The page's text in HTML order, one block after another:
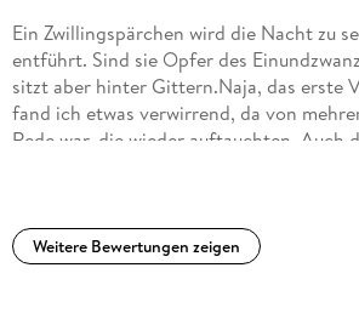
Ein Zwillingspärchen wird die Nacht zu
entführt. Sind sie Opfer des
sitzt aber hinter Gittern.Naja, das erste
fand ich etwas verwirrend, da von
Rede war, die wieder auftauchten. Auch
Polizist selber Zweifel an der Schuld einer
(wenige Seiten weiter), denkt er, dass es
Weitere Bewertungen zeigen